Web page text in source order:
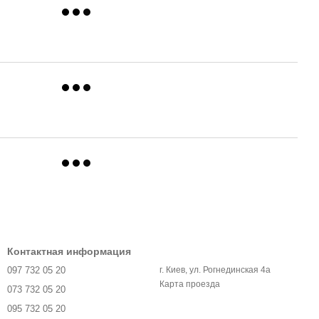
Контактная информация
097 732 05 20
073 732 05 20
095 732 05 20
г. Киев, ул. Рогнединская 4а
Карта проезда